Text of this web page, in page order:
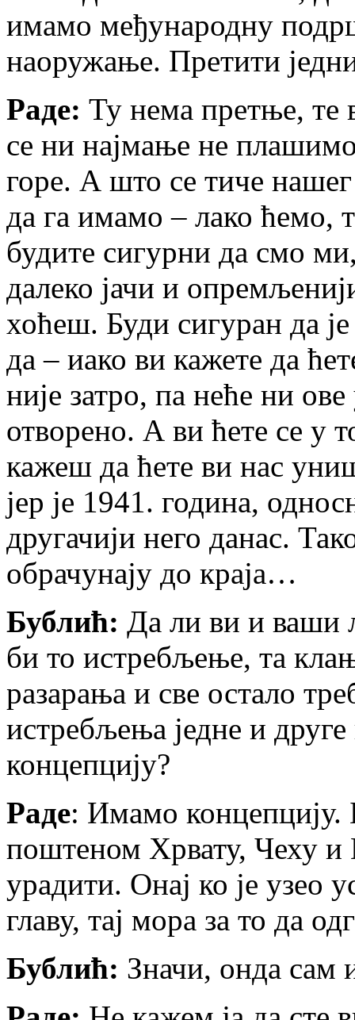
имамо међународну
наоружање. Претити
Раде: Ту нема претње, те
се ни најмање не
горе. А што се тиче
да га имамо – лако ћемо,
будите сигурни да смо
далеко јачи и
хоћеш. Буди сигуран да
да – иако ви кажете да
није затро, па неће ни
отворено. А ви ћете се у
кажеш да ћете ви нас
јер је 1941. година,
другачији него данас.
обрачунају до краја…
Бублић: Да ли ви и ваши
би то истребљење, та
разарања и све остало
истребљења једне и
концепцију?
Раде: Имамо концепцију.
поштеном Хрвату, Чеху и
урадити. Онај ко је узео
главу, тај мора за то да
Бублић: Значи, онда сам